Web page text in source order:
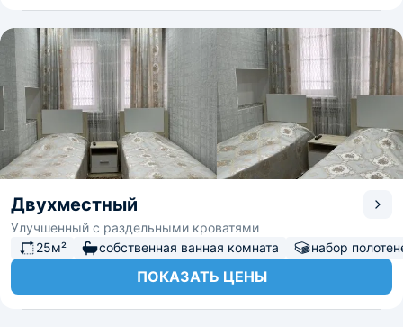
Двухместный
Улучшенный с раздельными кроватями
25м²
собственная ванная комната набор
ПОКАЗАТЬ ЦЕНЫ